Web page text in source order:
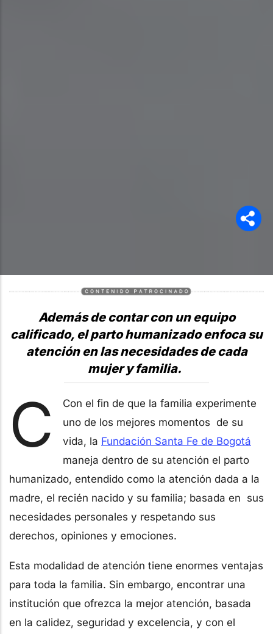
Además de contar con un equipo
calificado, el parto humanizado enfoca su
atención en las necesidades de cada
mujer y familia.
C
Con el fin de que la familia experimente
uno de los mejores momentos de su
vida, la Fundación Santa Fe de Bogotá
maneja dentro de su atención el parto
humanizado, entendido como la atención dada a la
madre, el recién nacido y su familia; basada en sus
necesidades personales y respetando sus
derechos, opiniones y emociones.
Esta modalidad de atención tiene enormes ventajas
para toda la familia. Sin embargo, encontrar una
institución que ofrezca la mejor atención, basada
en la calidez, seguridad y excelencia, y con el